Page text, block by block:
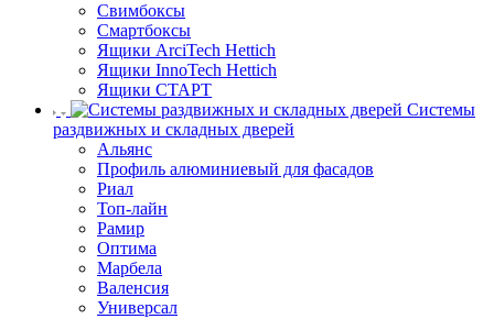
Свимбоксы
Смартбоксы
Ящики ArciTech Hettich
Ящики InnoTech Hettich
Ящики СТАРТ
Системы
раздвижных и складных дверей
Альянс
Профиль алюминиевый для фасадов
Риал
Топ-лайн
Рамир
Оптима
Марбела
Валенсия
Универсал